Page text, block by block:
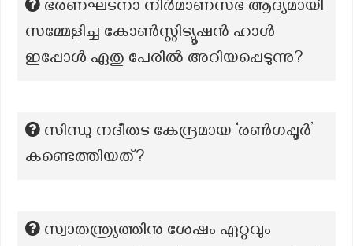
ഭരണഘടനാ നിർമാണസഭ ആദ്യമായി
സമ്മേളിച്ച കോൺസ്റ്റിട്യൂഷൻ ഹാൾ
ഇപ്പോൾ ഏതു പേരിൽ അറിയപ്പെടുന്നു?
സിന്ധു നദീതട കേന്ദ്രമായ ‘രൺഗപ്പൂർ’
കണ്ടെത്തിയത്?
സ്വാതന്ത്ര്യത്തിനു ശേഷം ഏറ്റവും